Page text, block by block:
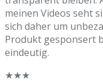
meinen Videos seht
sich daher um
Produkt gesponsert
eindeutig.
★★★